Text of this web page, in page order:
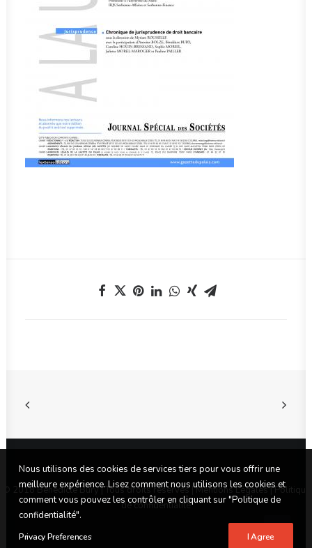
© 2018 Benedicte Bury | Tous droits réservés |Mentions Légales|Politique
de confidentialité
Nous utilisons des cookies de services tiers pour vous offrir une
meilleure expérience. Lisez comment nous utilisons les cookies et
comment vous pouvez les contrôler en cliquant sur "Politique de
confidentialité".
Privacy Preferences I Agree